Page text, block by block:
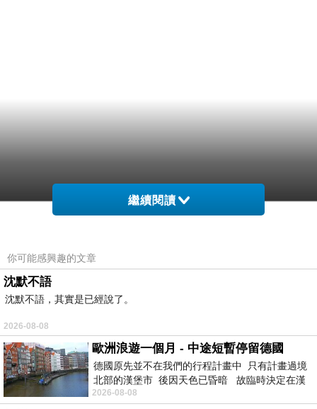
繼續閱讀
你可能感興趣的文章
沈默不語
沈默不語，其實是已經說了。
2026-08-08
歐洲浪遊一個月 - 中途短暫停留德國
德國原先並不在我們的行程計畫中 只有計畫過境
北部的漢堡市 後因天色已昏暗 故臨時決定在漢
堡市吃晚餐和過夜
2026-08-08